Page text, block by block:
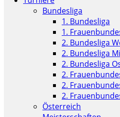
Bundesliga
1. Bundesliga
1.
2. Bundesliga
2. Bundesliga
2. Bundesliga
2.
2.
2.
Österreich